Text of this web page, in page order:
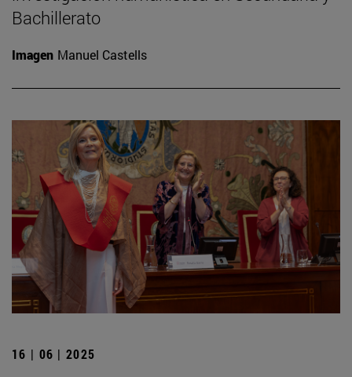
Bachillerato
Imagen Manuel Castells
16 | 06 | 2025